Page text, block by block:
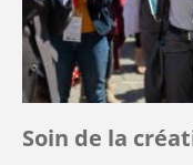
Soin de la